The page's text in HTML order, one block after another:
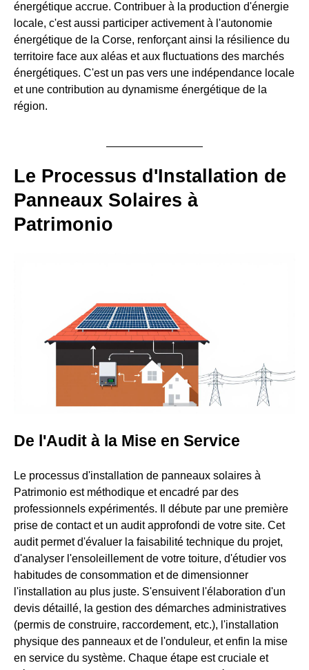
énergétique accrue. Contribuer à la production d'énergie
locale, c'est aussi participer activement à l'autonomie
énergétique de la Corse, renforçant ainsi la résilience du
territoire face aux aléas et aux fluctuations des marchés
énergétiques. C'est un pas vers une indépendance locale
et une contribution au dynamisme énergétique de la
région.
Le Processus d'Installation de
Panneaux Solaires à
Patrimonio
De l'Audit à la Mise en Service
Le processus d'installation de panneaux solaires à
Patrimonio est méthodique et encadré par des
professionnels expérimentés. Il débute par une première
prise de contact et un audit approfondi de votre site. Cet
audit permet d'évaluer la faisabilité technique du projet,
d'analyser l'ensoleillement de votre toiture, d'étudier vos
habitudes de consommation et de dimensionner
l'installation au plus juste. S'ensuivent l'élaboration d'un
devis détaillé, la gestion des démarches administratives
(permis de construire, raccordement, etc.), l'installation
physique des panneaux et de l'onduleur, et enfin la mise
en service du système. Chaque étape est cruciale et